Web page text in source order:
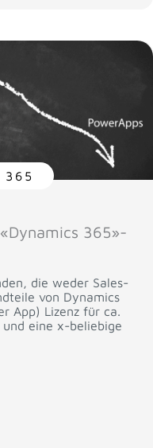
365
365»-
die weder Sales-
von Dynamics
App) Lizenz für ca.
und eine x-beliebige